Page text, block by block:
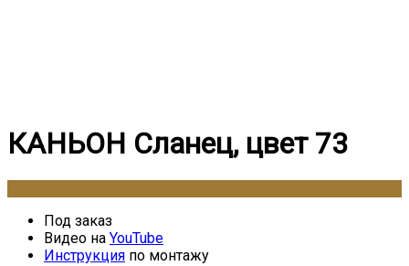
КАНЬОН Сланец, цвет 73
Под заказ
Видео на YouTube
Инструкция по монтажу